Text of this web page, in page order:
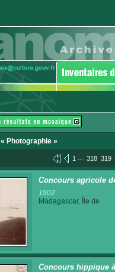
« Photographie »
1 ... 318 319
Concours agricole
1902
Madagascar, Île de
Concours hippique